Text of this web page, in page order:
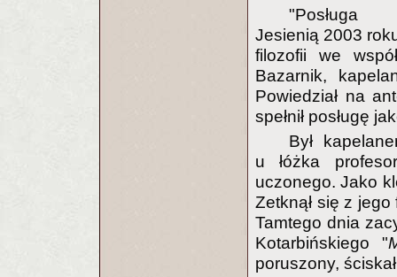
"Posługa
Jesienią 2003
filozofii we
Bazarnik,
Powiedział na
spełnił posługę
Był
u łóżka
uczonego. Jako
Zetknął się z
Tamtego dnia
Kotarbińskiego "
poruszony,